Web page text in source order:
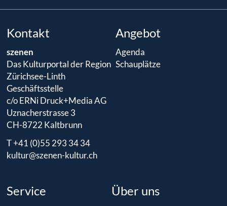
Kontakt
szenen
Das Kulturportal der Region
Zürichsee-Linth
Geschäftsstelle
c/o ERNi Druck+Media AG
Uznacherstrasse 3
CH-8722 Kaltbrunn
T +41 (0)55 293 34 34
kultur@szenen-kultur.ch
Angebot
Agenda
Schauplätze
Service Über uns